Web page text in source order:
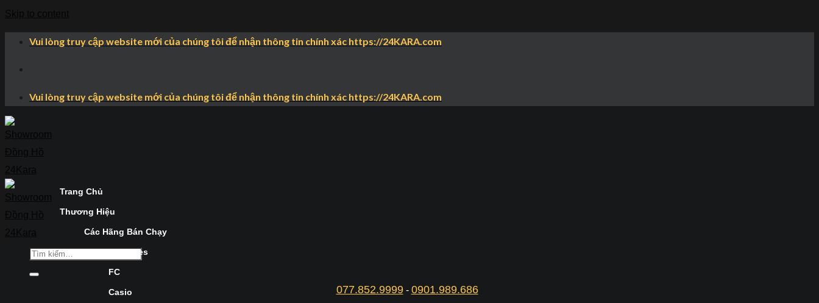
Vui lòng truy cập website mới của chúng tôi để nhận thông tin chính xác https://24KARA.com
Vui lòng truy cập website mới của chúng tôi để nhận thông tin chính xác https://24KARA.com
077.852.9999- 0901.989.686
Trang Chủ
Thương Hiệu
Các Hãng Bán Chạy
Longines
FC
Casio